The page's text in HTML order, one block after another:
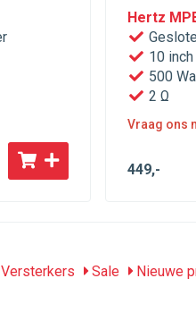
Hertz
10
500
2 Ω
Vraag ons
449,-
Versterkers Sale Nieuwe